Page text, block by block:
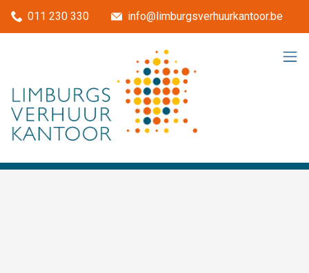
Menu overslaan en naar de inhoud gaan
011 230 330 info@limburgsverhuurkantoor.be